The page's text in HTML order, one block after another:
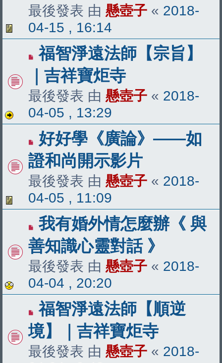
最後發表 由 懸壺子 « 2018-
04-15 , 16:14
福智淨遠法師【宗旨】
｜吉祥寶炬寺
最後發表 由 懸壺子 « 2018-
04-05 , 13:29
好好學《廣論》——如
證和尚開示影片
最後發表 由 懸壺子 « 2018-
04-05 , 11:09
我有婚外情怎麼辦《 與
善知識心靈對話 》
最後發表 由 懸壺子 « 2018-
04-04 , 20:20
福智淨遠法師【順逆
境】｜吉祥寶炬寺
最後發表 由 懸壺子 « 2018-